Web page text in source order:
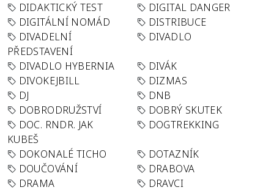
DIDAKTICKÝ TEST
DIGITAL DANGER
DIGITÁLNÍ NOMÁD
DISTRIBUCE
DIVADELNÍ
PŘEDSTAVENÍ
DIVADLO
DIVADLO HYBERNIA
DIVÁK
DIVOKEJBILL
DIZMAS
DJ
DNB
DOBRODRUŽSTVÍ
DOBRÝ SKUTEK
DOC. RNDR. JAK
KUBEŠ
DOGTREKKING
DOKONALÉ TICHO
DOTAZNÍK
DOUČOVÁNÍ
DRABOVA
DRAMA
DRAVCI